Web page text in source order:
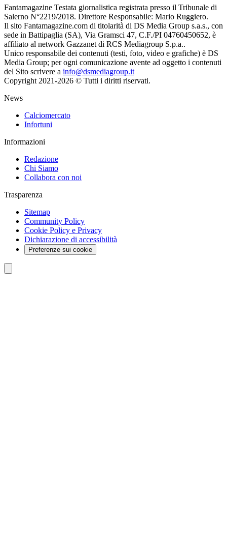
Fantamagazine Testata giornalistica registrata presso il Tribunale di
Salerno N°2219/2018. Direttore Responsabile: Mario Ruggiero.
Il sito Fantamagazine.com di titolarità di DS Media Group s.a.s., con
sede in Battipaglia (SA), Via Gramsci 47, C.F./PI 04760450652, è
affiliato al network Gazzanet di RCS Mediagroup S.p.a..
Unico responsabile dei contenuti (testi, foto, video e grafiche) è DS
Media Group; per ogni comunicazione avente ad oggetto i contenuti
del Sito scrivere a info@dsmediagroup.it
Copyright 2021-2026 © Tutti i diritti riservati.
News
Calciomercato
Infortuni
Informazioni
Redazione
Chi Siamo
Collabora con noi
Trasparenza
Sitemap
Community Policy
Cookie Policy e Privacy
Dichiarazione di accessibilità
Preferenze sui cookie